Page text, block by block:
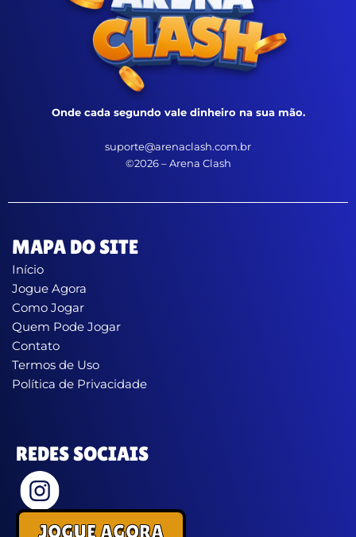
Onde cada segundo vale dinheiro na sua mão.
suporte@arenaclash.com.br
©2026 – Arena Clash
MAPA DO SITE
Início
Jogue Agora
Como Jogar
Quem Pode Jogar
Contato
Termos de Uso
Política de Privacidade
REDES SOCIAIS
JOGUE AGORA